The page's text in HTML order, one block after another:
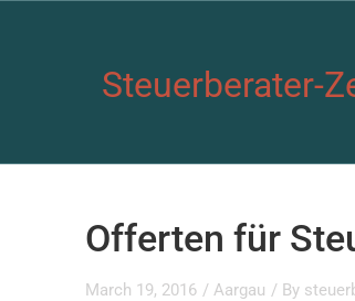
Steuerberater-
Offerten für
March 19, 2016 / Aargau / By